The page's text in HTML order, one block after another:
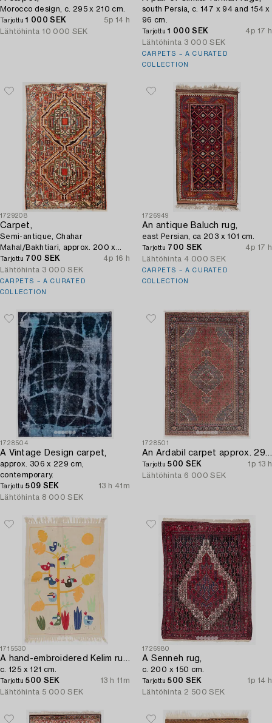
Morocco design, c. 295 x 210 cm.
Tarjottu1 000 SEK
5p 14 h
Lähtöhinta 10 000 SEK
south Persia, c. 147 x 94 and 154 x
96 cm.
Tarjottu1 000 SEK
4p 17 h
Lähtöhinta 3 000 SEK
CARPETS – A CURATED
COLLECTION
1729208
Carpet,
Semi-antique, Chahar
Mahal/Bakhtiari, approx. 200 x
137 cm.
Tarjottu 700 SEK
4p 16 h
Lähtöhinta 3 000 SEK
CARPETS – A CURATED
COLLECTION
1726949
An antique Baluch rug,
east Persian, ca 203 x 101 cm.
Tarjottu 700 SEK
4p 17 h
Lähtöhinta 4 000 SEK
CARPETS – A CURATED
COLLECTION
1728504
A Vintage Design carpet,
approx. 306 x 229 cm,
contemporary.
Tarjottu509 SEK
13 h 41m
Lähtöhinta 8 000 SEK
1728501
Tarjottu500 SEK
1p 13 h
Lähtöhinta 6 000 SEK
1715530
c. 125 x 121 cm.
Tarjottu500 SEK
13 h 11m
Lähtöhinta 5 000 SEK
1726980
A Senneh rug,
c. 200 x 150 cm.
Tarjottu500 SEK
1p 14 h
Lähtöhinta 2 500 SEK